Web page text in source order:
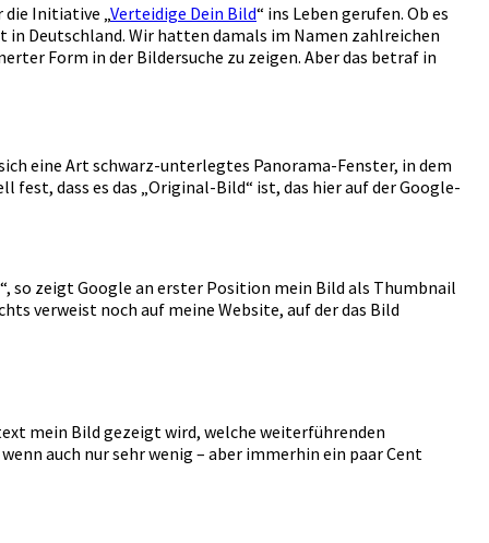
Initiative „ Verteidige Dein Bild“ ins Leben gerufen. Ob es
Deutschland. Wir hatten damals im Namen zahlreichen
Form in der Bildersuche zu zeigen. Aber das betraf in
eine Art schwarz-unterlegtes Panorama-Fenster, in dem
fest, dass es das „Original-Bild“ ist, das hier auf der Google-
so zeigt Google an erster Position mein Bild als Thumbnail
verweist noch auf meine Website, auf der das Bild
mein Bild gezeigt wird, welche weiterführenden
auch nur sehr wenig – aber immerhin ein paar Cent